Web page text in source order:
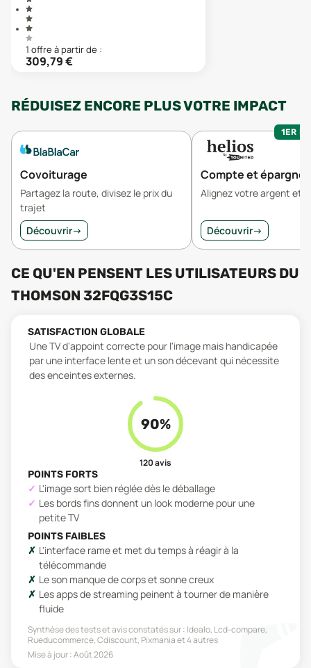
1 offre à partir de :
309,79€
RÉDUISEZ ENCORE PLUS VOTRE IMPACT
Covoiturage
Partagez la route, divisez le prix du
trajet
Découvrir→
1ER
Compte et épargne
Alignez votre argent et
Découvrir→
CE QU'EN PENSENT LES UTILISATEURS DU
THOMSON 32FQG3S15C
SATISFACTION GLOBALE
Une TV d'appoint correcte pour l'image mais handicapée
par une interface lente et un son décevant qui nécessite
des enceintes externes.
90%
120avis
POINTS FORTS
L'image sort bien réglée dès le déballage
Les bords fins donnent un look moderne pour une
petite TV
POINTS FAIBLES
L'interface rame et met du temps à réagir à la
télécommande
Le son manque de corps et sonne creux
Les apps de streaming peinent à tourner de manière
fluide
Synthèse des tests et avis constatés sur : Idealo, Lcd-compare,
Rueducommerce, Cdiscount, Pixmaniaet 4 autres
Mise à jour :Août 2026